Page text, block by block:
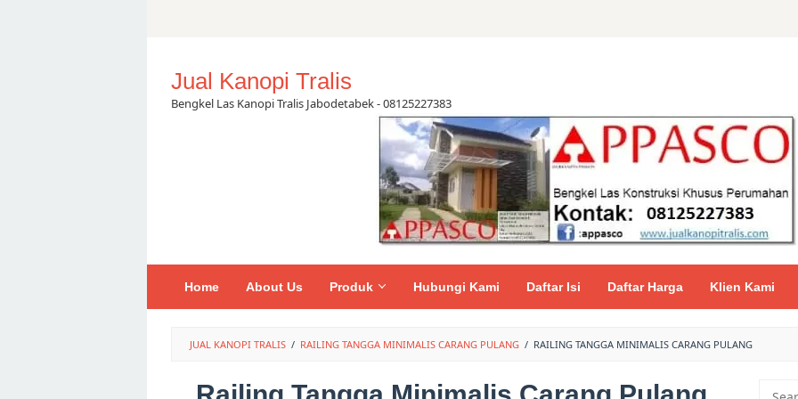
Jual Kanopi Tralis
Bengkel Las Kanopi Tralis Jabodetabek - 08125227383
Home About Us Produk Hubungi Kami Daftar Isi Daftar Harga Klien Kami
JUAL KANOPI TRALIS / RAILING TANGGA MINIMALIS CARANG PULANG / RAILING TANGGA MINIMALIS CARANG PULANG